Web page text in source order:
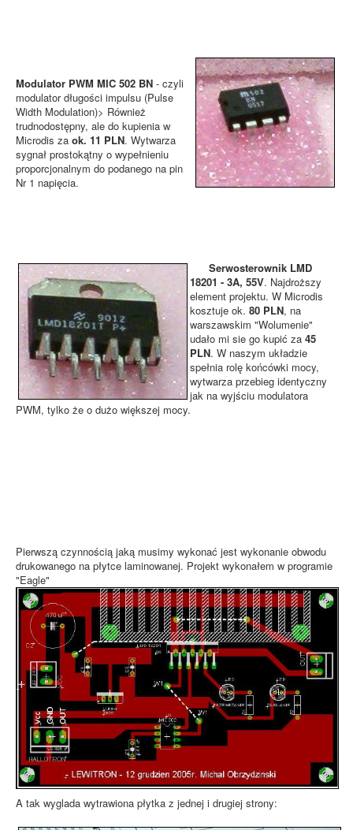
Modulator PWM MIC 502 BN - czyli
modulator długości impulsu (Pulse
Width Modulation)> Również
trudnodostępny, ale do kupienia w
Microdis za ok. 11 PLN. Wytwarza
sygnał prostokątny o wypełnieniu
proporcjonalnym do podanego na pin
Nr 1 napięcia.
Serwosterownik LMD
18201 - 3A, 55V. Najdroższy
element projektu. W Microdis
kosztuje ok. 80 PLN, na
warszawskim "Wolumenie"
udało mi sie go kupić za 45
PLN. W naszym układzie
spełnia rolę końcówki mocy,
wytwarza przebieg identyczny
jak na wyjściu modulatora
PWM, tylko że o dużo większej mocy.
Pierwszą czynnością jaką musimy wykonać jest wykonanie obwodu
drukowanego na płytce laminowanej. Projekt wykonałem w programie
"Eagle"
A tak wyglada wytrawiona płytka z jednej i drugiej strony: